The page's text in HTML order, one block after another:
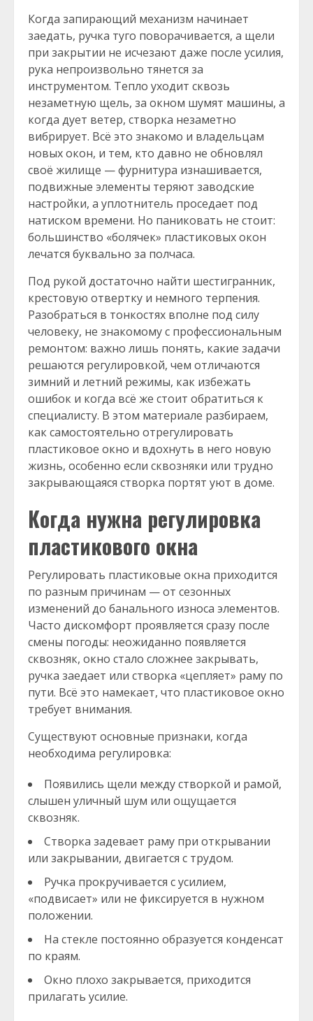
Когда запирающий механизм начинает
заедать, ручка туго поворачивается, а щели
при закрытии не исчезают даже после усилия,
рука непроизвольно тянется за
инструментом. Тепло уходит сквозь
незаметную щель, за окном шумят машины, а
когда дует ветер, створка незаметно
вибрирует. Всё это знакомо и владельцам
новых окон, и тем, кто давно не обновлял
своё жилище — фурнитура изнашивается,
подвижные элементы теряют заводские
настройки, а уплотнитель проседает под
натиском времени. Но паниковать не стоит:
большинство «болячек» пластиковых окон
лечатся буквально за полчаса.
Под рукой достаточно найти шестигранник,
крестовую отвертку и немного терпения.
Разобраться в тонкостях вполне под силу
человеку, не знакомому с профессиональным
ремонтом: важно лишь понять, какие задачи
решаются регулировкой, чем отличаются
зимний и летний режимы, как избежать
ошибок и когда всё же стоит обратиться к
специалисту. В этом материале разбираем,
как самостоятельно отрегулировать
пластиковое окно и вдохнуть в него новую
жизнь, особенно если сквозняки или трудно
закрывающаяся створка портят уют в доме.
Когда нужна регулировка
пластикового окна
Регулировать пластиковые окна приходится
по разным причинам — от сезонных
изменений до банального износа элементов.
Часто дискомфорт проявляется сразу после
смены погоды: неожиданно появляется
сквозняк, окно стало сложнее закрывать,
ручка заедает или створка «цепляет» раму по
пути. Всё это намекает, что пластиковое окно
требует внимания.
Существуют основные признаки, когда
необходима регулировка:
Появились щели между створкой и рамой,
слышен уличный шум или ощущается
сквозняк.
Створка задевает раму при открывании
или закрывании, двигается с трудом.
Ручка прокручивается с усилием,
«подвисает» или не фиксируется в нужном
положении.
На стекле постоянно образуется конденсат
по краям.
Окно плохо закрывается, приходится
прилагать усилие.